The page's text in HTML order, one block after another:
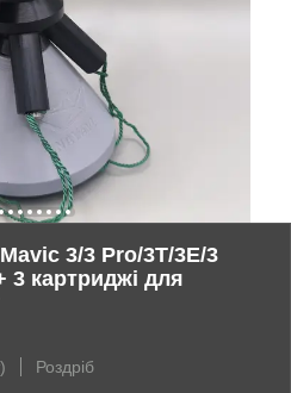
3/3 Pro/3T/3E/3
3 картриджі для
Роздріб